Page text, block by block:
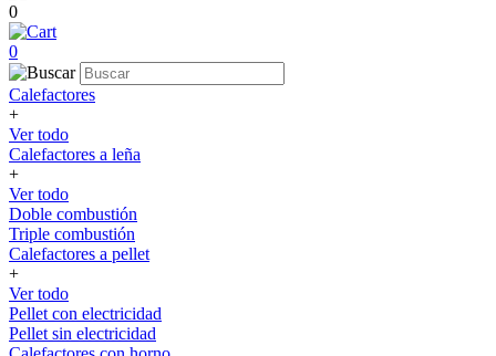
0
0
Calefactores
+
Ver todo
Calefactores a leña
+
Ver todo
Doble combustión
Triple combustión
Calefactores a pellet
+
Ver todo
Pellet con electricidad
Pellet sin electricidad